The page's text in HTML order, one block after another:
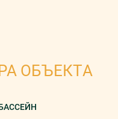
ОБЪЕКТА